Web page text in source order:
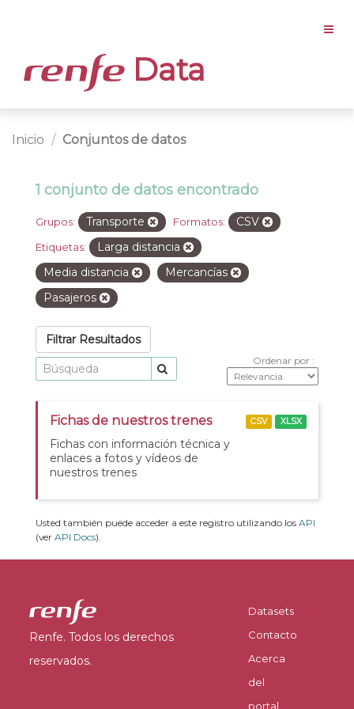
Data
Inicio Conjuntos de datos
1 conjunto de datos encontrado
Grupos: Transporte Formatos: CSV
Etiquetas:
Larga distancia
Media distancia
Mercancías
Pasajeros
Filtrar Resultados
Ordenar por
Fichas de nuestros trenes
Fichas con información técnica y
enlaces a fotos y vídeos de
nuestros trenes
CSV XLSX
Usted también puede acceder a este registro utilizando los API
(ver API Docs).
Renfe. Todos los derechos
reservados.
Datasets
Contacto
Acerca
del
portal